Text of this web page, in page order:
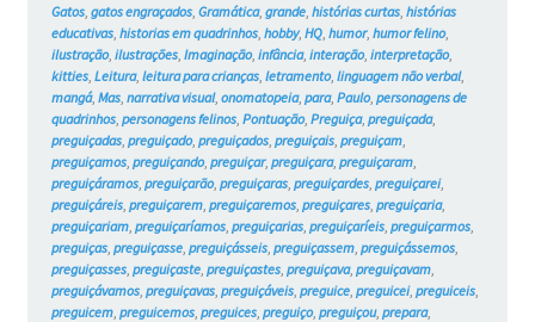
Gatos, gatos engraçados, Gramática, grande, histórias curtas, histórias
educativas, historias em quadrinhos, hobby, HQ, humor, humor felino,
ilustração, ilustrações, Imaginação, infância, interação, interpretação,
kitties, Leitura, leitura para crianças, letramento, linguagem não verbal,
mangá, Mas, narrativa visual, onomatopeia, para, Paulo, personagens de
quadrinhos, personagens felinos, Pontuação, Preguiça, preguiçada,
preguiçadas, preguiçado, preguiçados, preguiçais, preguiçam,
preguiçamos, preguiçando, preguiçar, preguiçara, preguiçaram,
preguiçáramos, preguiçarão, preguiçaras, preguiçardes, preguiçarei,
preguiçáreis, preguiçarem, preguiçaremos, preguiçares, preguiçaria,
preguiçariam, preguiçaríamos, preguiçarias, preguiçaríeis, preguiçarmos,
preguiças, preguiçasse, preguiçásseis, preguiçassem, preguiçássemos,
preguiçasses, preguiçaste, preguiçastes, preguiçava, preguiçavam,
preguiçávamos, preguiçavas, preguiçáveis, preguice, preguicei, preguiceis,
preguicem, preguicemos, preguices, preguiço, preguiçou, prepara,